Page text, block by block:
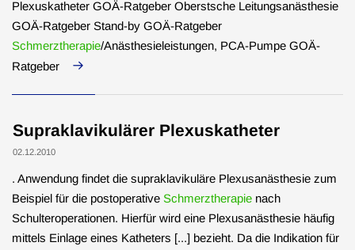
Plexuskatheter GOÄ-Ratgeber Oberstsche Leitungsanästhesie
GOÄ-Ratgeber Stand-by GOÄ-Ratgeber
Schmerztherapie/Anästhesieleistungen, PCA-Pumpe GOÄ-
Ratgeber
Supraklavikulärer Plexuskatheter
02.12.2010
. Anwendung findet die supraklavikuläre Plexusanästhesie zum
Beispiel für die postoperative Schmerztherapie nach
Schulteroperationen. Hierfür wird eine Plexusanästhesie häufig
mittels Einlage eines Katheters [...] bezieht. Da die Indikation für